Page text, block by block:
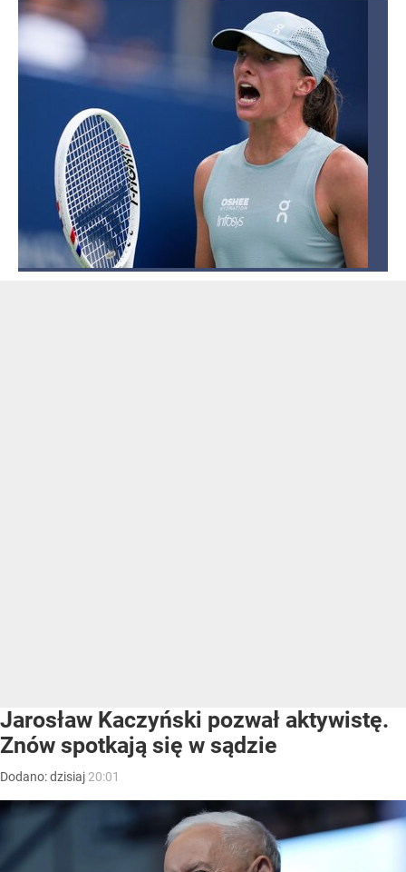
Jarosław Kaczyński pozwał aktywistę.
Znów spotkają się w sądzie
Dodano:dzisiaj 20:01